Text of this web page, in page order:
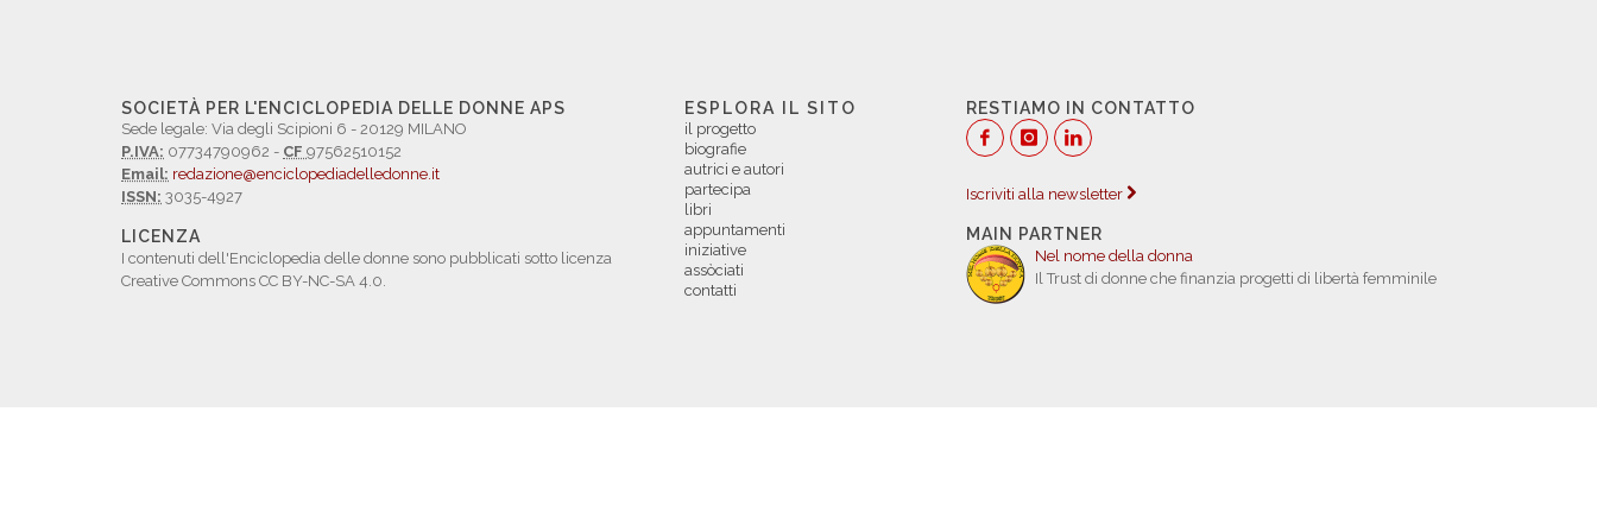
SOCIETÀ PER L'ENCICLOPEDIA DELLE DONNE APS
Sede legale: Via degli Scipioni 6 - 20129 MILANO
P.IVA: 07734790962 - CF 97562510152
Email: redazione@enciclopediadelledonne.it
ISSN: 3035-4927
LICENZA
I contenuti dell'Enciclopedia delle donne sono pubblicati sotto licenza
Creative Commons CC BY-NC-SA 4.0.
ESPLORA IL SITO
il progetto
biografie
autrici e autori
partecipa
libri
appuntamenti
iniziative
assòciati
contatti
RESTIAMO IN CONTATTO
Iscriviti alla newsletter
MAIN PARTNER
Nel nome della donna
Il Trust di donne che finanzia progetti di libertà femminile